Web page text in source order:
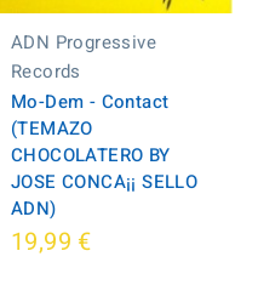
ADN Progressive
Records
Mo-Dem - Contact
(TEMAZO
CHOCOLATERO BY
JOSE CONCA¡¡ SELLO
ADN)
19,99 €